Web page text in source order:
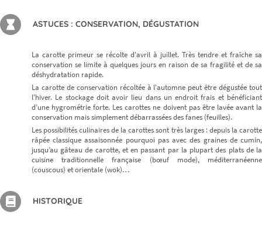
ASTUCES : CONSERVATION, DÉGUSTATION
La carotte primeur se récolte d'avril à juillet. Très tendre et fraîche sa
conservation se limite à quelques jours en raison de sa fragilité et de sa
déshydratation rapide.
La carotte de conservation récoltée à l'automne peut être dégustée tout
l'hiver. Le stockage doit avoir lieu dans un endroit frais et bénéficiant
d’une hygrométrie forte. Les carottes ne doivent pas être lavée avant la
conservation mais simplement débarrassées des fanes (feuilles).
Les possibilités culinaires de la carottes sont très larges : depuis la carotte
râpée classique assaisonnée pourquoi pas avec des graines de cumin,
jusqu’au gâteau de carotte, et en passant par la plupart des plats de la
cuisine traditionnelle française (bœuf mode), méditerranéenne
(couscous) et orientale (wok)…
HISTORIQUE